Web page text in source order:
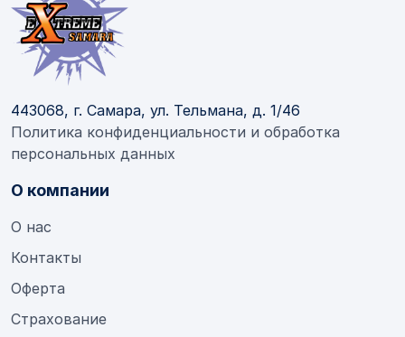
443068, г. Самара, ул. Тельмана, д. 1/46
Политика конфиденциальности и обработка
персональных данных
О компании
О нас
Контакты
Оферта
Страхование